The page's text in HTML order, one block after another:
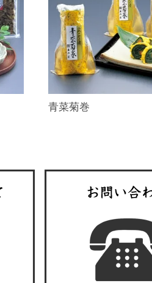
青菜菊巻